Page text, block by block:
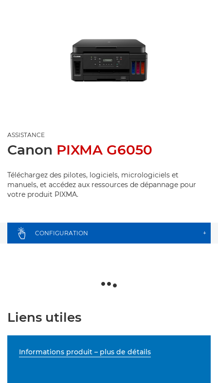
ASSISTANCE
Canon PIXMA G6050
Téléchargez des pilotes, logiciels, micrologiciels et
manuels, et accédez aux ressources de dépannage pour
votre produit PIXMA.
CONFIGURATION +
Liens utiles
Informations produit – plus de détails